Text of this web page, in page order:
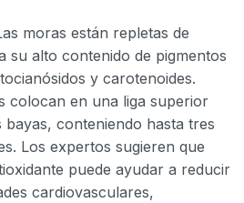
moras están repletas de
su alto contenido de pigmentos
y carotenoides.
colocan en una liga superior
conteniendo hasta tres
Los expertos sugieren que
puede ayudar a reducir
cardiovasculares,